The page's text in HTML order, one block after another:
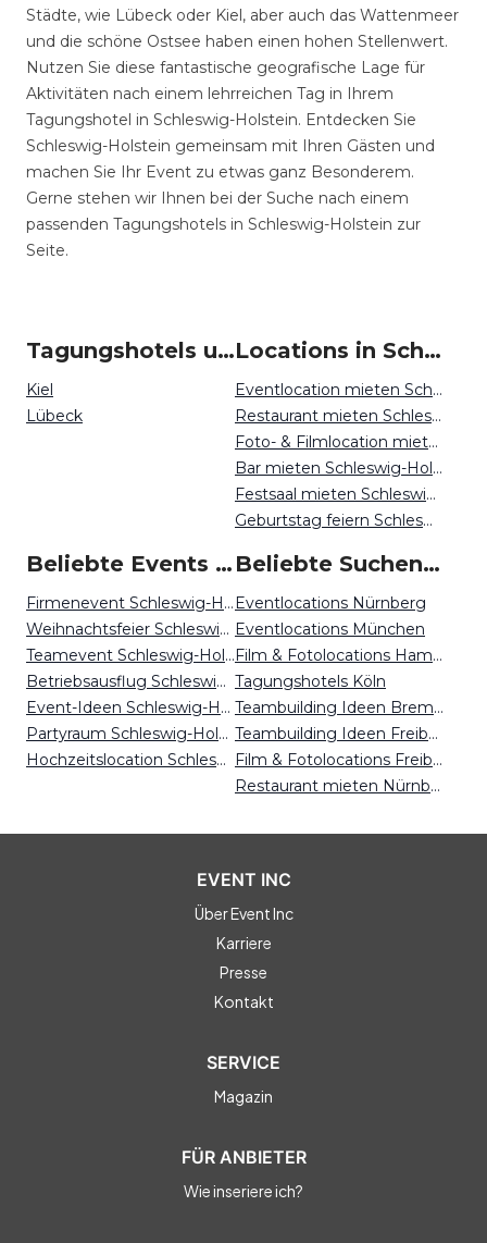
Städte, wie Lübeck oder Kiel, aber auch das Wattenmeer
und die schöne Ostsee haben einen hohen Stellenwert.
Nutzen Sie diese fantastische geografische Lage für
Aktivitäten nach einem lehrreichen Tag in Ihrem
Tagungshotel in Schleswig-Holstein. Entdecken Sie
Schleswig-Holstein gemeinsam mit Ihren Gästen und
machen Sie Ihr Event zu etwas ganz Besonderem.
Gerne stehen wir Ihnen bei der Suche nach einem
passenden Tagungshotels in Schleswig-Holstein zur
Seite.
Tagungshotels um Schleswig-Holstein
Kiel
Lübeck
Locations in Schleswig-Holstein mieten
Eventlocation mieten Schleswig-Holstein
Restaurant mieten Schleswig-Holstein
Foto- & Filmlocation mieten Schleswig-Holstein
Bar mieten Schleswig-Holstein
Festsaal mieten Schleswig-Holstein
Geburtstag feiern Schleswig-Holstein
Beliebte Events in Schleswig-Holstein
Firmenevent Schleswig-Holstein
Weihnachtsfeier Schleswig-Holstein
Teamevent Schleswig-Holstein
Betriebsausflug Schleswig-Holstein
Event-Ideen Schleswig-Holstein
Partyraum Schleswig-Holstein
Hochzeitslocation Schleswig-Holstein
Beliebte Suchen auf Event Inc
Eventlocations Nürnberg
Eventlocations München
Film & Fotolocations Hamburg
Tagungshotels Köln
Teambuilding Ideen Bremen
Teambuilding Ideen Freiburg
Film & Fotolocations Freiburg
Restaurant mieten Nürnberg
EVENT INC
Über Event Inc
Karriere
Presse
Kontakt
SERVICE
Magazin
FÜR ANBIETER
Wie inseriere ich?